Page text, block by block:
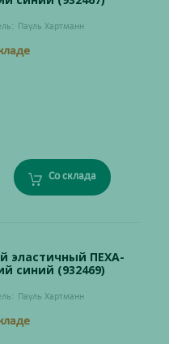
Пауль Хартманн
Со склада
эластичный ПЕХА-
синий (932469)
Пауль Хартманн